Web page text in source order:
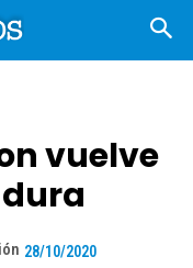
vuelve
28/10/2020